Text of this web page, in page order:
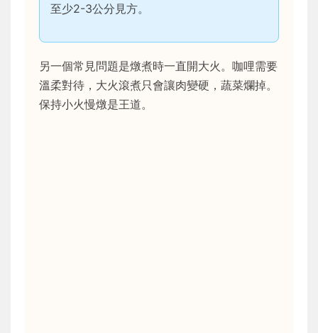
至少2-3公分見方。
另一個常見問題是燉煮時一直開大火。咖哩需要
溫柔對待，大火滾煮只會讓肉變硬，蔬菜爛掉。
保持小火慢燉是王道。